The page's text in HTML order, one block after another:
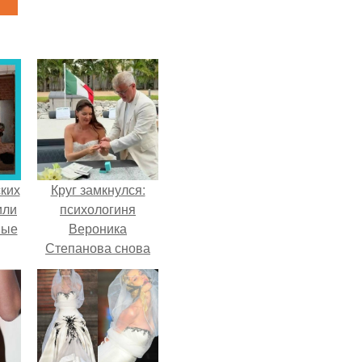
Круг замкнулся:
психологиня
Вероника
Степанова снова
вышла замуж за
собственного
бывшего мужа.